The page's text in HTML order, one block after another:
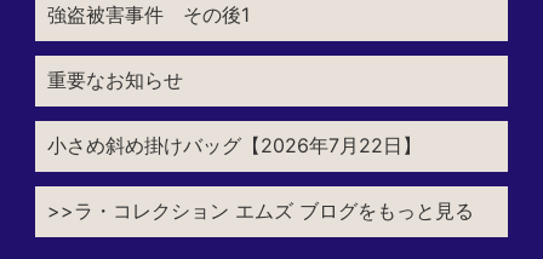
強盗被害事件 その後1
重要なお知らせ
小さめ斜め掛けバッグ【2026年7月22日】
>>ラ・コレクション エムズ ブログをもっと見る